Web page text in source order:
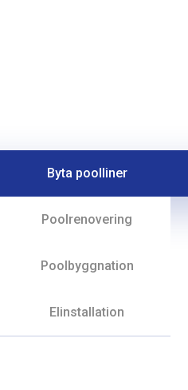
Byta poolliner
Poolrenovering
Poolbyggnation
Elinstallation